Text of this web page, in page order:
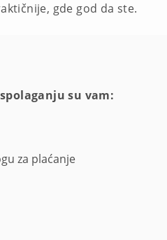
gde god da ste.
su vam:
za plaćanje